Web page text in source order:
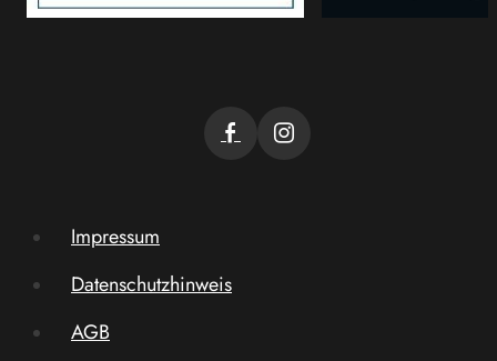
Impressum
Datenschutzhinweis
AGB